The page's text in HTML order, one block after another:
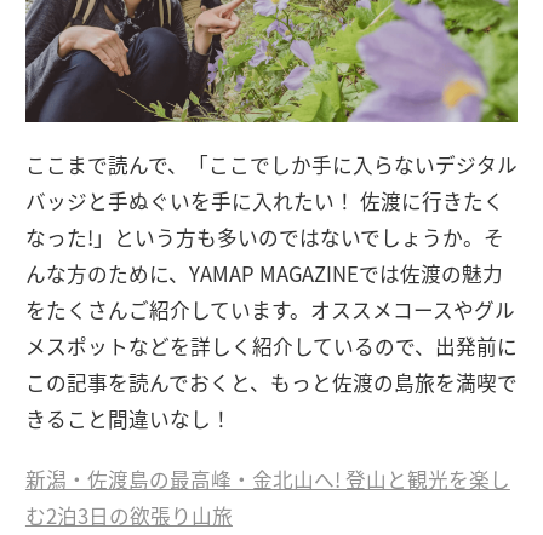
ここまで読んで、「ここでしか手に入らないデジタル
バッジと手ぬぐいを手に入れたい！ 佐渡に行きたく
なった!」という方も多いのではないでしょうか。そ
んな方のために、YAMAP MAGAZINEでは佐渡の魅力
をたくさんご紹介しています。オススメコースやグル
メスポットなどを詳しく紹介しているので、出発前に
この記事を読んでおくと、もっと佐渡の島旅を満喫で
きること間違いなし！
新潟・佐渡島の最高峰・金北山へ! 登山と観光を楽し
む2泊3日の欲張り山旅